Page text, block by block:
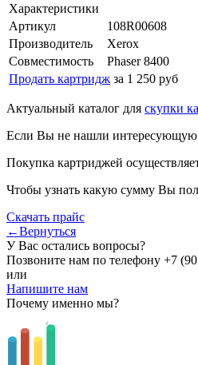
Характеристики
Артикул
108R00608
Производитель
Xerox
Совместимость
Phaser 8400
Продать картридж за 1 250 руб
Актуальный каталог для скупки
Если Вы не нашли интересующую
Покупка картриджей
Чтобы узнать какую сумму Вы
Скачать прайс
←Вернуться
У Вас остались вопросы?
Позвоните нам по телефону +7
или
Напишите нам
Почему именно мы?